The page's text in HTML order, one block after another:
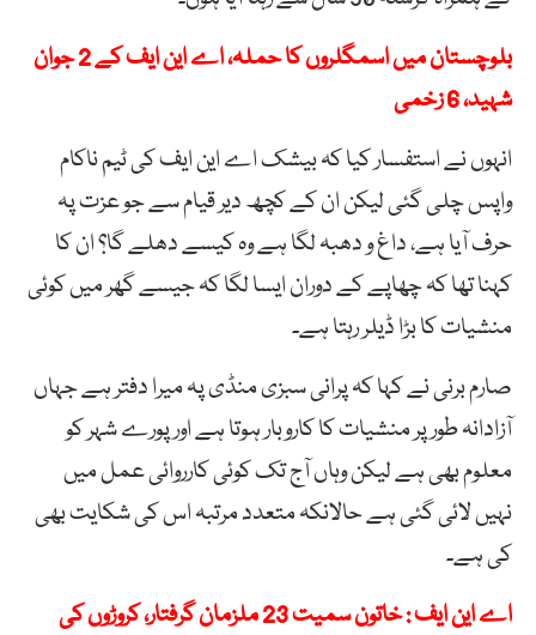
بلوچستان میں اسمگلروں کا حملہ، اے این ایف کے 2 جوان
شہید، 6 زخمی
انہوں نے استفسار کیا کہ بیشک اے این ایف کی ٹیم ناکام
واپس چلی گئی لیکن ان کے کچھ دیر قیام سے جو عزت پہ
حرف آیا ہے، داغ و دھبہ لگا ہے وہ کیسے دھلے گا؟ ان کا
کہنا تھا کہ چھاپے کے دوران ایسا لگا کہ جیسے گھر میں کوئی
منشیات کا بڑا ڈیلر رہتا ہے۔
صارم برنی نے کہا کہ پرانی سبزی منڈی پہ میرا دفتر ہے جہاں
آزادانہ طور پر منشیات کا کاروبار ہوتا ہے اور پورے شہر کو
معلوم بھی ہے لیکن وہاں آج تک کوئی کارروائی عمل میں
نہیں لائی گئی ہے حالانکہ متعدد مرتبہ اس کی شکایت بھی
کی ہے۔
اے این ایف : خاتون سمیت 23 ملزمان گرفتار، کروڑوں کی